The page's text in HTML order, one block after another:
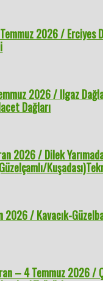
2026 / Erciyes
2026 / Ilgaz
Dağları
2026 / Dilek
2026 / Kavacık-
– 4 Temmuz 2026 /